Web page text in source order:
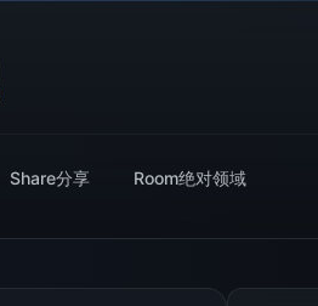
Share分享 Room绝对领域